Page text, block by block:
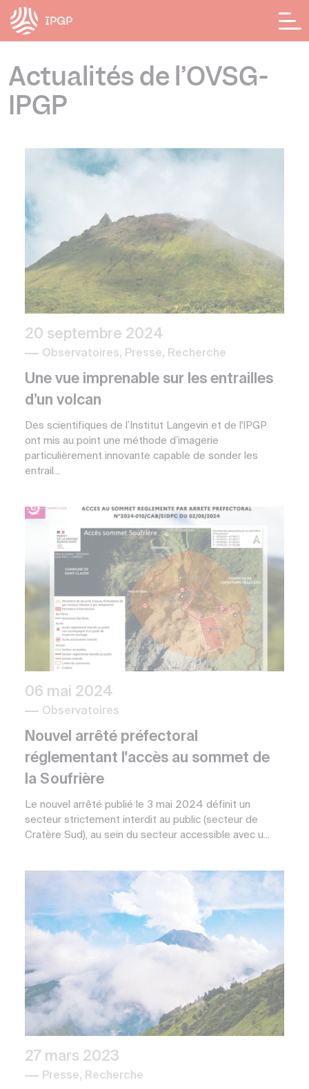
Actualités de l’OVSG-
IPGP
20 septembre 2024
Observatoires, Presse, Recherche
Une vue imprenable sur les entrailles
d’un volcan
Des scientifiques de l’Institut Langevin et de l'IPGP
ont mis au point une méthode d’imagerie
particulièrement innovante capable de sonder les
entrail...
06 mai 2024
Observatoires
Nouvel arrêté préfectoral
réglementant l'accès au sommet de
la Soufrière
Le nouvel arrêté publié le 3 mai 2024 définit un
secteur strictement interdit au public (secteur de
Cratère Sud), au sein du secteur accessible avec u...
27 mars 2023
Presse, Recherche
Panneau de gestion des cookies